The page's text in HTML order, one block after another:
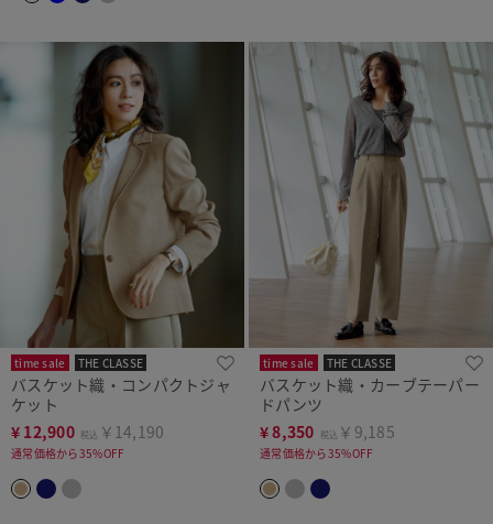
time sale THE CLASSE
バスケット織・コンパクトジャ
ケット
¥ 12,900 税込 ￥14,190
通常価格から35%OFF
time sale THE CLASSE
バスケット織・カーブテーパー
ドパンツ
¥8,350 税込 ￥9,185
通常価格から35%OFF